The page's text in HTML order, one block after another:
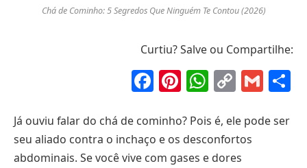
Chá de Cominho: 5 Segredos Que Ninguém Te Contou (2026)
Curtiu? Salve ou Compartilhe:
Facebook
Pinterest
Copy
Já ouviu falar do chá de cominho? Pois é, ele pode ser
seu aliado contra o inchaço e os desconfortos
abdominais. Se você vive com gases e dores